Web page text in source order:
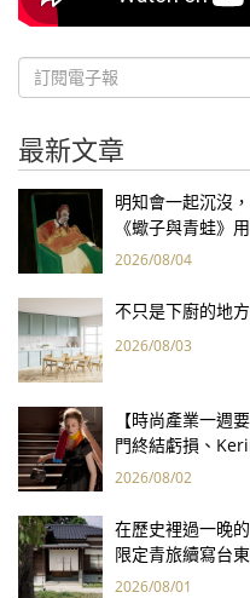
最新文章
明知會一起沉沒
《蠍子與青蛙》
2026/08/04
不只是下廚的地
2026/08/03
【時尚產業一週
門終結虧損、
報亮眼
2026/08/02
在歷史裡過一晚
限定青旅續寫台
2026/08/01